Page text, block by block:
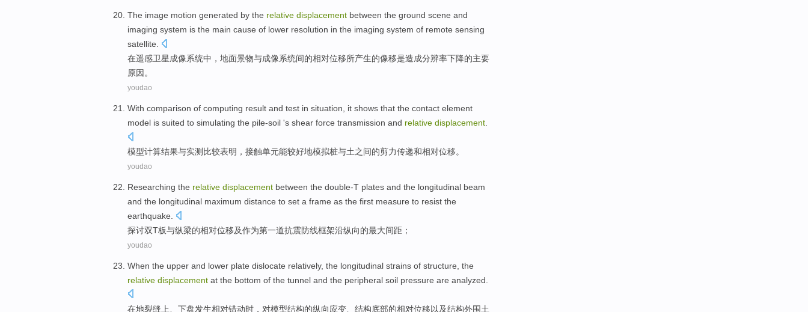
The image motion generated by the relative displacement between the ground scene and
imaging system is the main cause of lower resolution in the imaging system of remote sensing
satellite
在遥感卫星成像系统中， 地面景物与成像系统间的相对位移所产生的像移是造成分辨率下降的主要
原因。
youdao
With comparison of computing result and test in situation, it shows that the contact element
model is suited to simulating the pile-soil 's shear force transmission and relative displacement
模型计算结果与实测 比较表明 ， 接触单元能较好地模拟桩与土之间的剪力传递和相对位移。
youdao
Researching the relative displacement between the double-T plates and the longitudinal beam
and the longitudinal maximum distance to set a frame as the first measure to resist the
earthquake
探讨双T板与纵梁的相对位移及作为第一道抗震防线框架沿纵向的最大间距 ；
youdao
When the upper and lower plate dislocate relatively, the longitudinal strains of structure , the
relative displacement at the bottom of the tunnel and the peripheral soil pressure are analyzed
在地裂缝 上 下盘发生相对错动时，对模型结构的纵向应变 、结构底部的相对位移以及结构外围土